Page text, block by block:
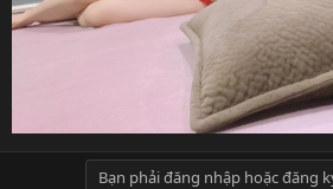
Bạn phải đăng nhập hoặc đăng